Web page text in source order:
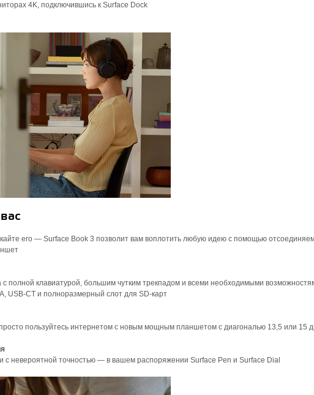
4K, подключившись к Surface Dock
его — Surface Book 3 позволит вам воплотить любую идею с помощью
с полной клавиатурой, большим чутким трекпадом и всеми необходимыми
USB-CT и полноразмерный слот для SD-карт
пользуйтесь интернетом с новым мощным планшетом с диагональю 13,5 или 15
с невероятной точностью — в вашем распоряжении Surface Pen и Surface Dial